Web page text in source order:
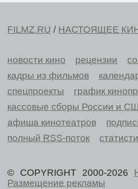
FILMZ.RU / НАСТОЯЩЕЕ
новости кино рецензии
кадры из фильмов
спецпроекты
график
кассовые сборы России и
афиша кинотеатров
полный RSS-поток
© COPYRIGHT 2000-2026
Размещение рекламы